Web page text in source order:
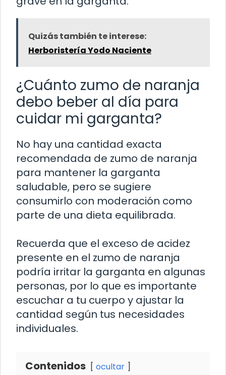
Quizás también te interese:
Herboristería Yodo Naciente
¿Cuánto zumo de naranja
debo beber al día para
cuidar mi garganta?
No hay una cantidad exacta
recomendada de zumo de naranja
para mantener la garganta
saludable, pero se sugiere
consumirlo con moderación como
parte de una dieta equilibrada.
Recuerda que el exceso de acidez
presente en el zumo de naranja
podría irritar la garganta en algunas
personas, por lo que es importante
escuchar a tu cuerpo y ajustar la
cantidad según tus necesidades
individuales.
Contenidos ocultar